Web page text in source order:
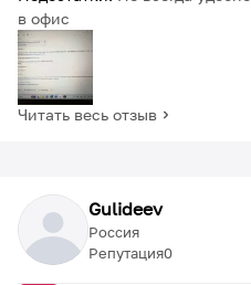
в офис
Читать весь отзыв
Gulideev
Репутация0
Россия